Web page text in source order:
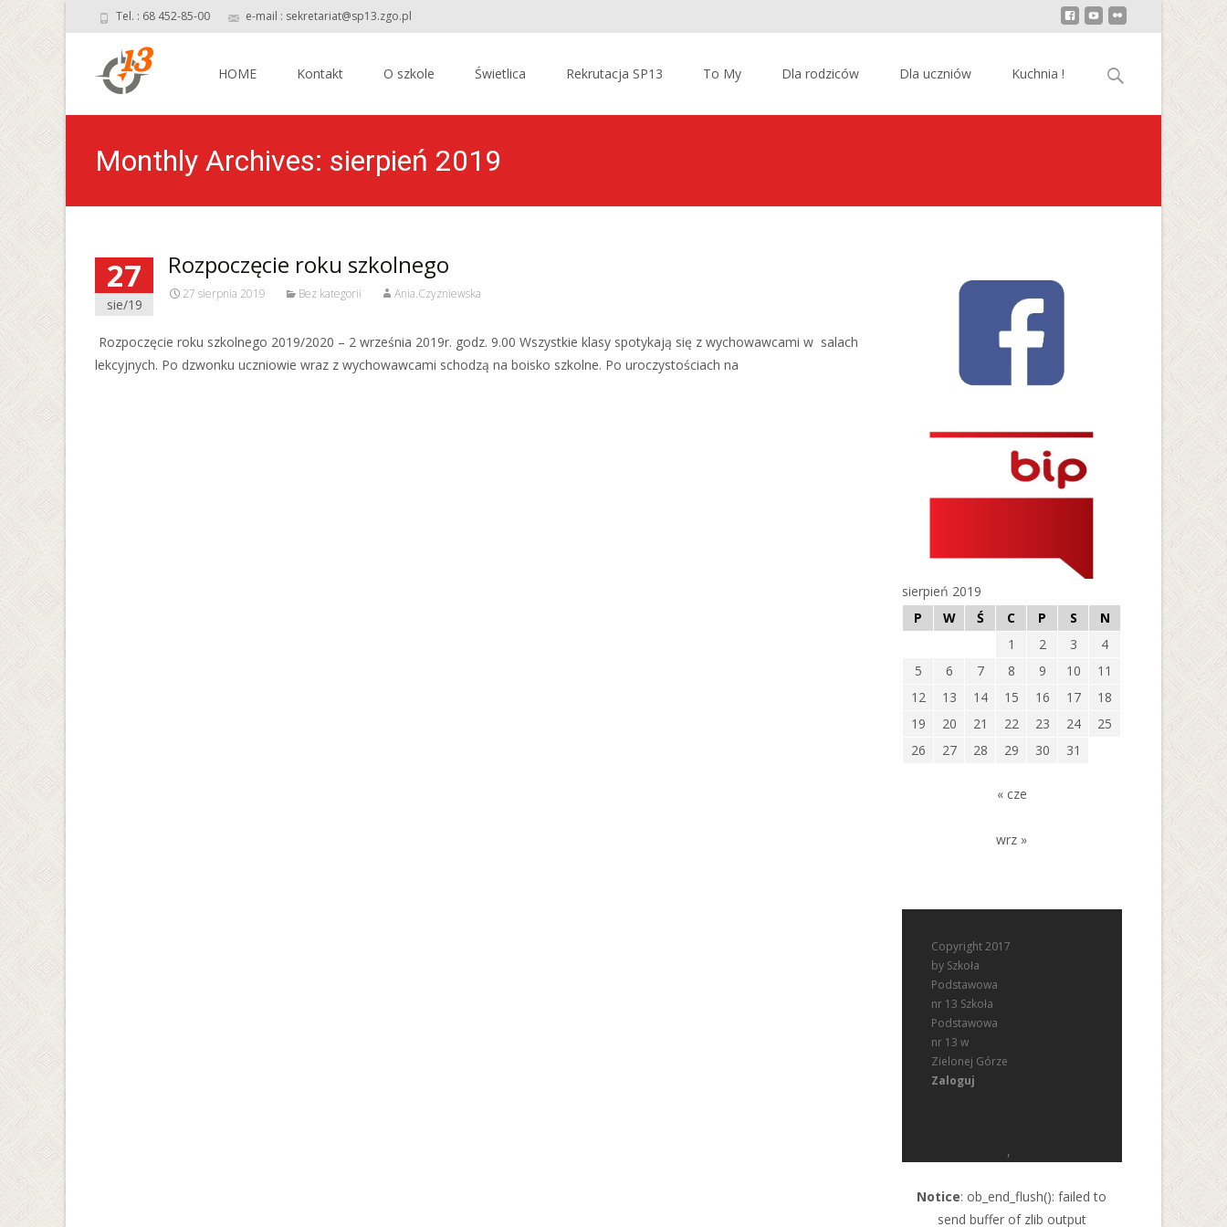
Tel. : 68 452-85-00 e-mail : sekretariat@sp13.zgo.pl
HOME Kontakt O szkole Świetlica Rekrutacja SP13 To My Dla rodziców Dla uczniów Kuchnia ! Szukaj:
Monthly Archives: sierpień 2019
27
sie/19
Rozpoczęcie roku szkolnego
27 sierpnia 2019 Bez kategorii Ania.Czyzniewska
Rozpoczęcie roku szkolnego 2019/2020 – 2 września 2019r. godz. 9.00 Wszystkie klasy spotykają się z wychowawcami w salach
lekcyjnych. Po dzwonku uczniowie wraz z wychowawcami schodzą na boisko szkolne. Po uroczystościach na
sierpień 2019
P
W Ś C P S
N
1
2 3
4
5
6 7 8 9 10
11
12
13 14 15 16 17
18
19
20 21 22 23 24
25
26
27 28 29 30 31
« cze
wrz »
Copyright 2017
by Szkoła
Podstawowa
nr 13 Szkoła
Podstawowa
nr 13 w
Zielonej Górze
Zaloguj
,
Notice: ob_end_flush(): failed to
send buffer of zlib output